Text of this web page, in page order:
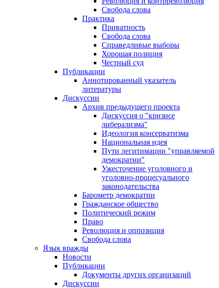
Свобода слова
Практика
Приватность
Свобода слова
Справедливые выборы
Хорошая полиция
Честный суд
Публикации
Аннотированный указатель
литературы
Дискуссии
Архив предыдущего проекта
Дискуссия о "кризисе
либерализма"
Идеология консерватизма
Национальная идея
Пути легитимации "управляемой
демократии"
Ужесточение уголовного и
уголовно-процесуального
законодательства
Барометр демократии
Гражданское общество
Политический режим
Право
Революция и оппозиция
Свобода слова
Язык вражды
Новости
Публикации
Документы других организаций
Дискуссии